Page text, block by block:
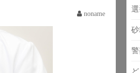
noname